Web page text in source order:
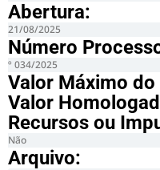
Abertura:
21/08/2025
Número
º 034/2025
Valor Máximo do
Valor
Recursos ou
Não
Arquivo: